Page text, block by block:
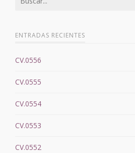
ENTRADAS RECIENTES
CV.0556
CV.0555
CV.0554
CV.0553
CV.0552